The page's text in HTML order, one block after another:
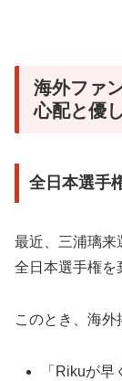
海外ファ
心配と優
全日本選手
最近、三浦璃来
全日本選手権を
このとき、海外
「Rikuが早